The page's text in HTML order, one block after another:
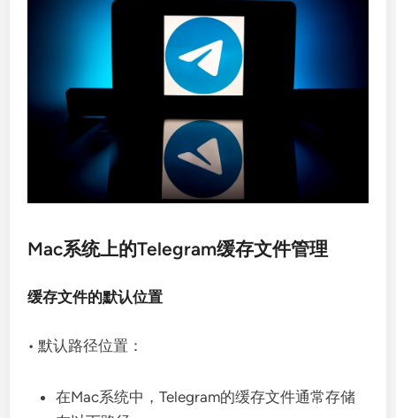
Mac系统上的Telegram缓存文件管理
缓存文件的默认位置
• 默认路径位置：
在Mac系统中，Telegram的缓存文件通常存储